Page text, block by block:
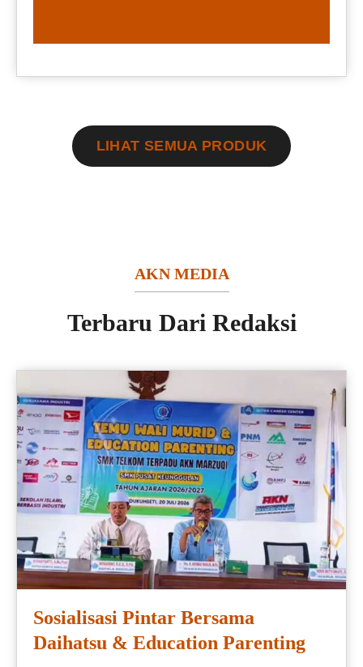
LIHAT SEMUA PRODUK
AKN MEDIA
Terbaru Dari Redaksi
Sosialisasi Pintar Bersama
Daihatsu & Education Parenting